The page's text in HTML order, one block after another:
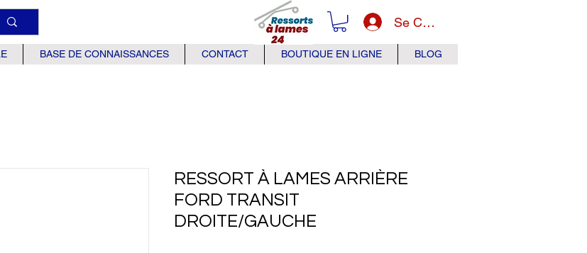
Se Connecter
BASE DE CONNAISSANCES CONTACT BOUTIQUE EN LIGNE BLOG
RESSORT À LAMES ARRIÈRE
FORD TRANSIT
DROITE/GAUCHE